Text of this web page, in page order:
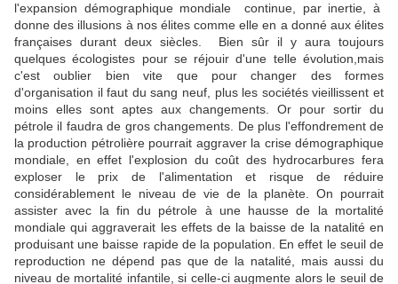
l'expansion démographique mondiale continue, par inertie, à
donne des illusions à nos élites comme elle en a donné aux élites
françaises durant deux siècles. Bien sûr il y aura toujours
quelques écologistes pour se réjouir d'une telle évolution,mais
c'est oublier bien vite que pour changer des formes
d'organisation il faut du sang neuf, plus les sociétés vieillissent et
moins elles sont aptes aux changements. Or pour sortir du
pétrole il faudra de gros changements. De plus l'effondrement de
la production pétrolière pourrait aggraver la crise démographique
mondiale, en effet l'explosion du coût des hydrocarbures fera
exploser le prix de l'alimentation et risque de réduire
considérablement le niveau de vie de la planète. On pourrait
assister avec la fin du pétrole à une hausse de la mortalité
mondiale qui aggraverait les effets de la baisse de la natalité en
produisant une baisse rapide de la population. En effet le seuil de
reproduction ne dépend pas que de la natalité, mais aussi du
niveau de mortalité infantile, si celle-ci augmente alors le seuil de